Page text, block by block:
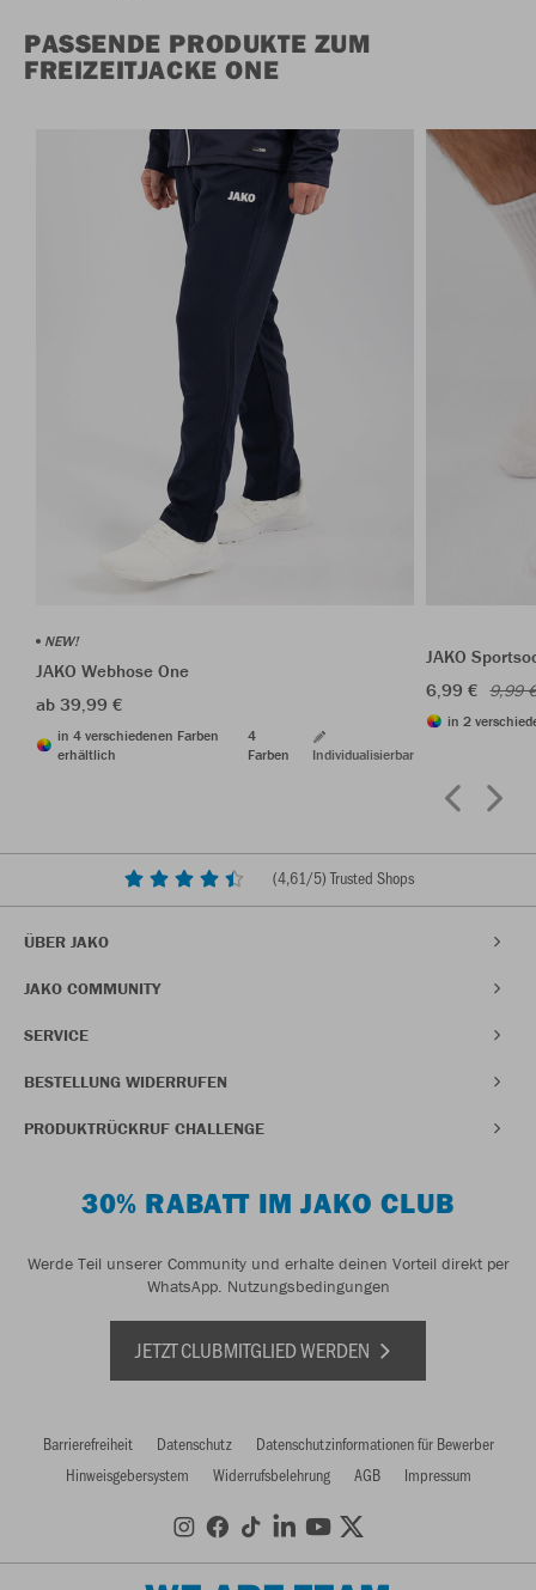
PASSENDE PRODUKTE ZUM
FREIZEITJACKE ONE
NEW!
JAKO Webhose One
ab 39,99 €
in 4 verschiedenen Farben
erhältlich
4
Farben
Individualisierbar
JAKO
6,99 € 9,99
in 2
(4,61/5) Trusted Shops
ÜBER JAKO
JAKO COMMUNITY
SERVICE
BESTELLUNG WIDERRUFEN
PRODUKTRÜCKRUF CHALLENGE
30% RABATT IM JAKO CLUB
Werde Teil unserer Community und erhalte deinen Vorteil direkt per
WhatsApp. Nutzungsbedingungen
JETZT CLUBMITGLIED WERDEN
Barrierefreiheit Datenschutz
Datenschutzinformationen für Bewerber
Hinweisgebersystem
Widerrufsbelehrung AGB Impressum